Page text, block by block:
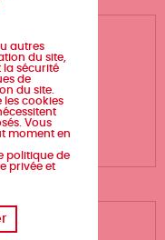
autres
du site,
la sécurité
de
du site.
les cookies
Vous
moment en
politique de
privée et